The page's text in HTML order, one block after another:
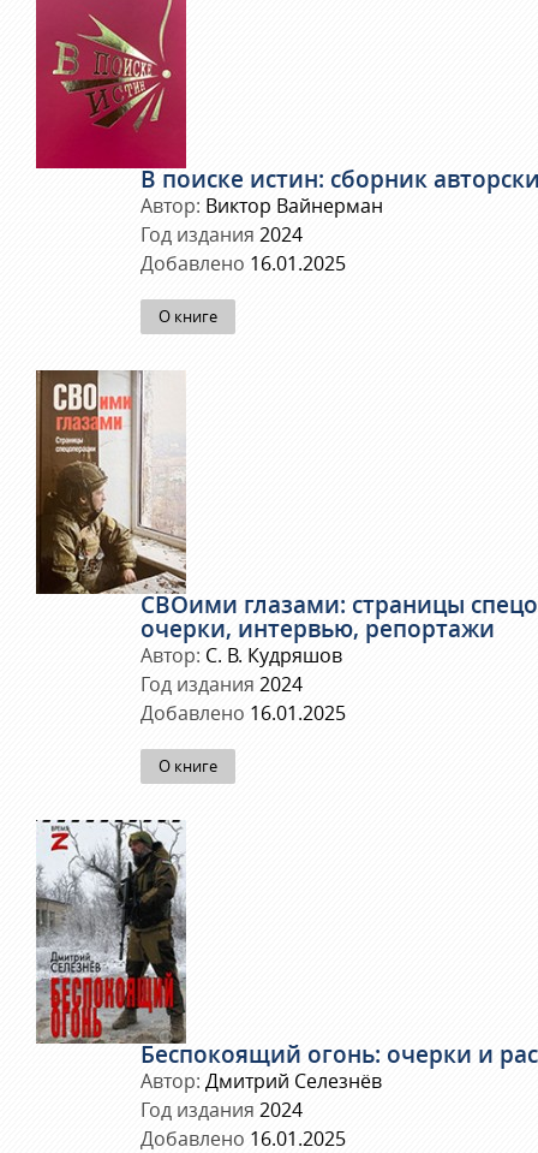
В поиске истин: сборник
Автор: Виктор Вайнерман
Год издания 2024
Добавлено 16.01.2025
О книге
СВОими глазами: страницы
очерки, интервью, репортажи
Автор: С. В. Кудряшов
Год издания 2024
Добавлено 16.01.2025
О книге
Беспокоящий огонь: очерки и
Автор: Дмитрий Селезнёв
Год издания 2024
Добавлено 16.01.2025